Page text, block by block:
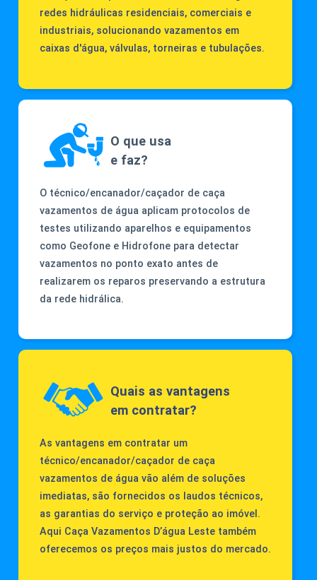
redes hidráulicas residenciais, comerciais e
industriais, solucionando vazamentos em
caixas d'água, válvulas, torneiras e tubulações.
O que usa
e faz?
O técnico/encanador/caçador de caça
vazamentos de água aplicam protocolos de
testes utilizando aparelhos e equipamentos
como Geofone e Hidrofone para detectar
vazamentos no ponto exato antes de
realizarem os reparos preservando a estrutura
da rede hidrálica.
Quais as vantagens
em contratar?
As vantagens em contratar um
técnico/encanador/caçador de caça
vazamentos de água vão além de soluções
imediatas, são fornecidos os laudos técnicos,
as garantias do serviço e proteção ao imóvel.
Aqui Caça Vazamentos D’água Leste também
oferecemos os preços mais justos do mercado.